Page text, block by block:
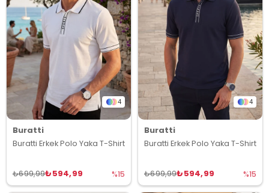
4
Buratti
Buratti Erkek Polo Yaka T-Shirt
₺594,99
₺699,99 %15
4
Buratti
Buratti Erkek Polo Yaka T-Shirt
₺594,99
₺699,99 %15